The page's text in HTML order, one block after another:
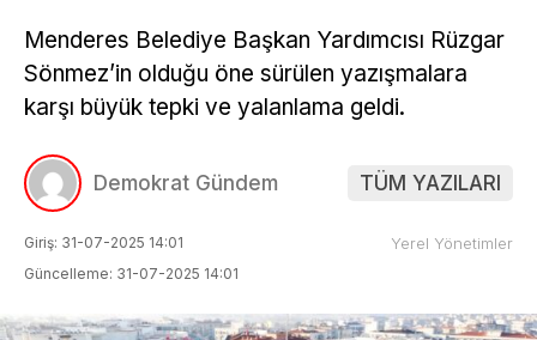
Menderes Belediye Başkan Yardımcısı Rüzgar
Sönmez’in olduğu öne sürülen yazışmalara
karşı büyük tepki ve yalanlama geldi.
Demokrat Gündem TÜM YAZILARI
Giriş: 31-07-2025 14:01
Güncelleme: 31-07-2025 14:01
Yerel Yönetimler